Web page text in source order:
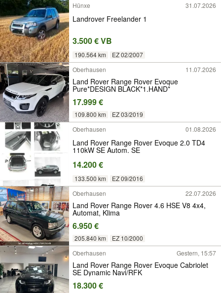
Hünxe
31.07.2026
Landrover Freelander 1
3.500 € VB
190.564 km
EZ 02/2007
Oberhausen
11.07.2026
Land Rover Range Rover Evoque
Pure*DESIGN BLACK*1.HAND*
17.999 €
109.800 km
EZ 03/2019
Oberhausen
01.08.2026
Land Rover Range Rover Evoque 2.0 TD4
110kW SE Autom. SE
14.200 €
133.500 km
EZ 09/2016
Oberhausen
22.07.2026
Land Rover Range Rover 4.6 HSE V8 4x4,
Automat, Klima
6.950 €
205.840 km
EZ 10/2000
Oberhausen
Gestern, 15:57
Land Rover Range Rover Evoque Cabriolet
SE Dynamic Navi/RFK
18.300 €